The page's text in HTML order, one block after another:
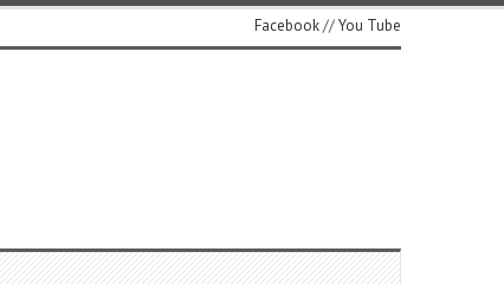
Facebook//You Tube